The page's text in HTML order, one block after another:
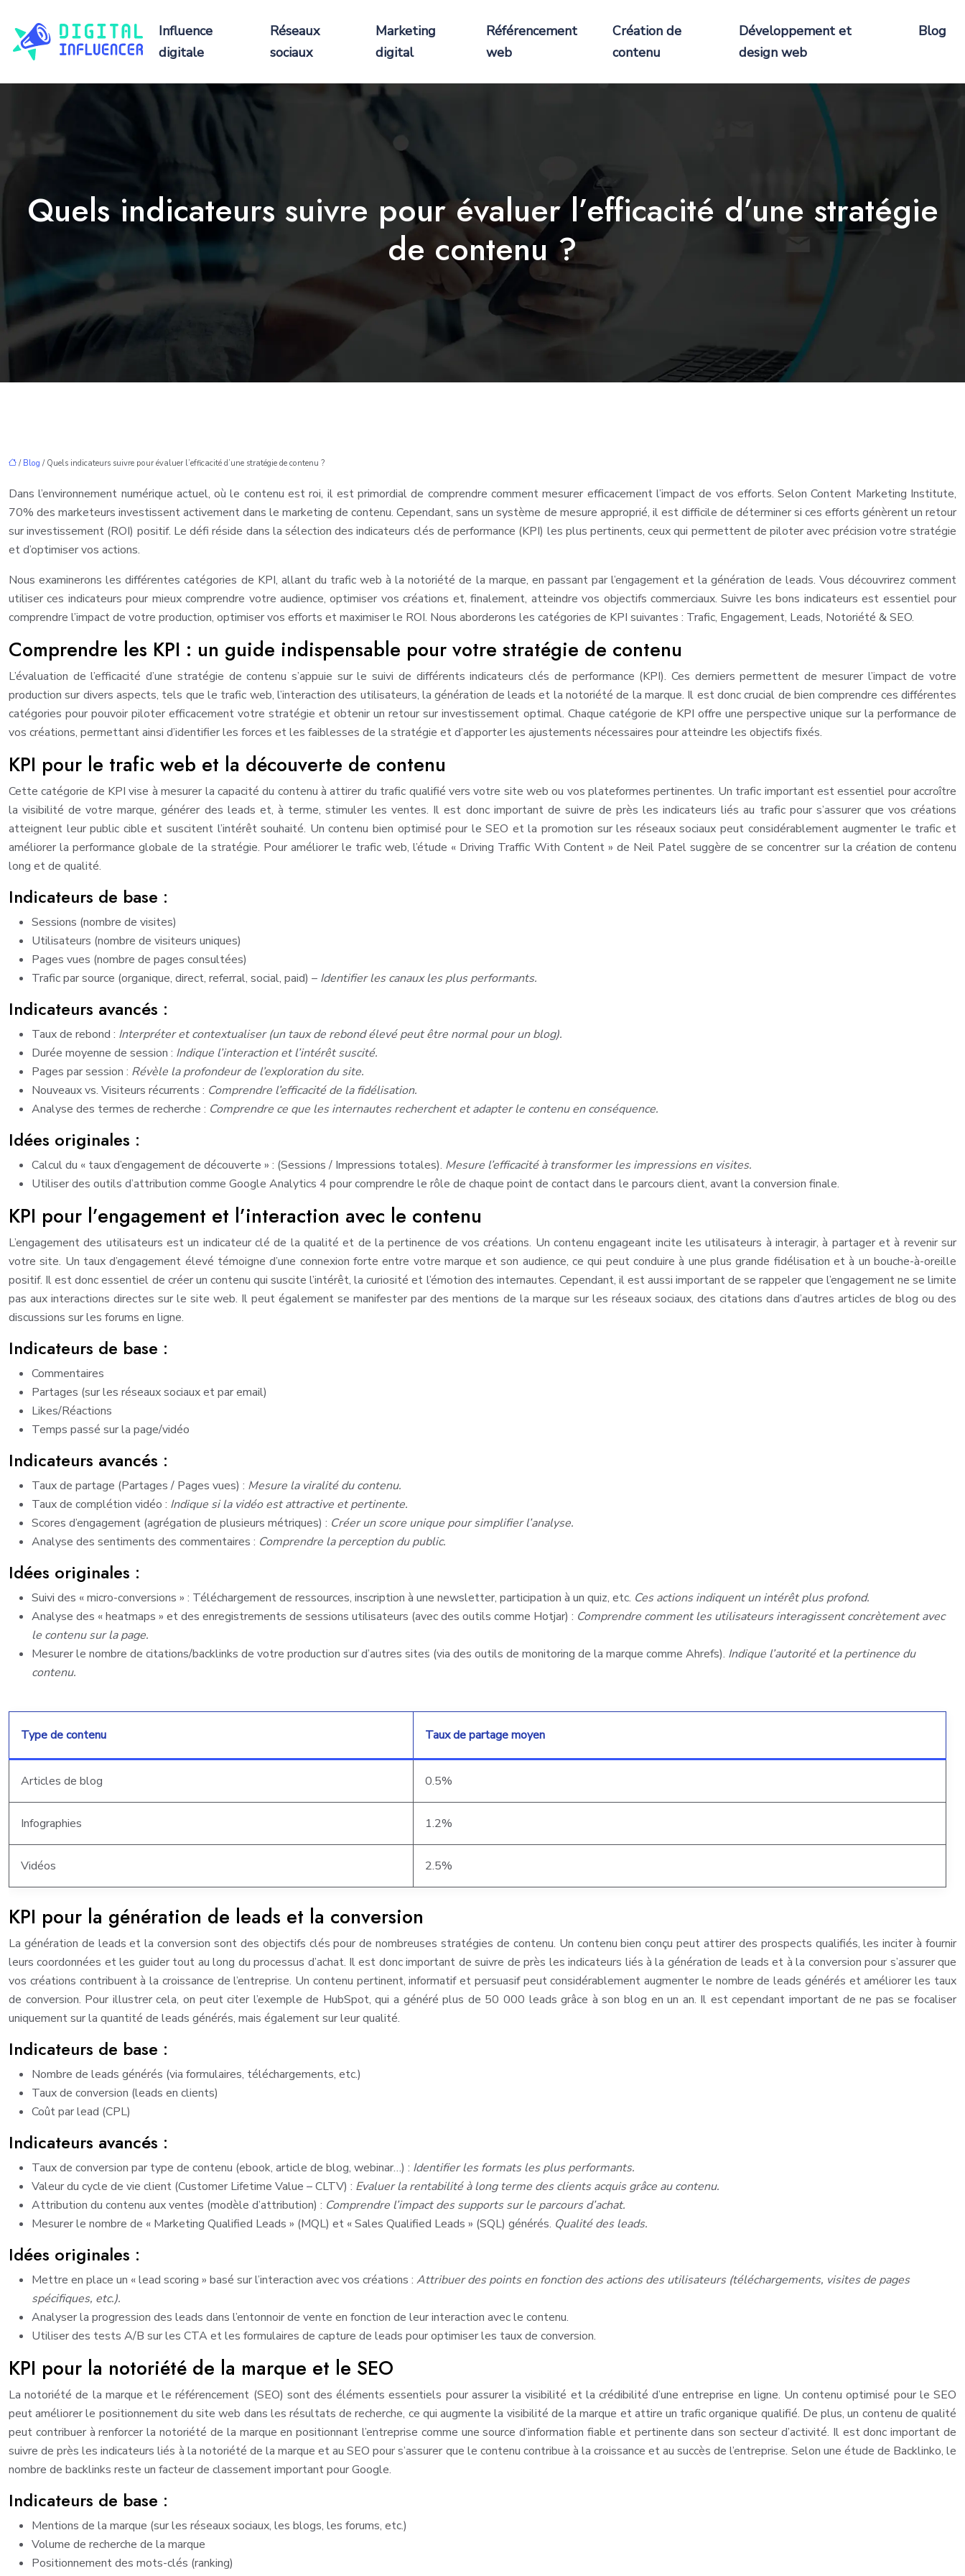
Influence
digitale
Réseaux
sociaux
Marketing
digital
Référencement
web
Création de
contenu
Développement et
design web
Blog
Quels indicateurs suivre pour évaluer l’efficacité d’une stratégie
de contenu ?
/ Blog / Quels indicateurs suivre pour évaluer l’efficacité d’une stratégie de contenu ?
Dans l’environnement numérique actuel, où le contenu est roi, il est primordial de comprendre comment mesurer efficacement l’impact de vos efforts. Selon Content Marketing Institute,
70% des marketeurs investissent activement dans le marketing de contenu. Cependant, sans un système de mesure approprié, il est difficile de déterminer si ces efforts génèrent un retour
sur investissement (ROI) positif. Le défi réside dans la sélection des indicateurs clés de performance (KPI) les plus pertinents, ceux qui permettent de piloter avec précision votre stratégie
et d’optimiser vos actions.
Nous examinerons les différentes catégories de KPI, allant du trafic web à la notoriété de la marque, en passant par l’engagement et la génération de leads. Vous découvrirez comment
utiliser ces indicateurs pour mieux comprendre votre audience, optimiser vos créations et, finalement, atteindre vos objectifs commerciaux. Suivre les bons indicateurs est essentiel pour
comprendre l’impact de votre production, optimiser vos efforts et maximiser le ROI. Nous aborderons les catégories de KPI suivantes : Trafic, Engagement, Leads, Notoriété & SEO.
Comprendre les KPI : un guide indispensable pour votre stratégie de contenu
L’évaluation de l’efficacité d’une stratégie de contenu s’appuie sur le suivi de différents indicateurs clés de performance (KPI). Ces derniers permettent de mesurer l’impact de votre
production sur divers aspects, tels que le trafic web, l’interaction des utilisateurs, la génération de leads et la notoriété de la marque. Il est donc crucial de bien comprendre ces différentes
catégories pour pouvoir piloter efficacement votre stratégie et obtenir un retour sur investissement optimal. Chaque catégorie de KPI offre une perspective unique sur la performance de
vos créations, permettant ainsi d’identifier les forces et les faiblesses de la stratégie et d’apporter les ajustements nécessaires pour atteindre les objectifs fixés.
KPI pour le trafic web et la découverte de contenu
Cette catégorie de KPI vise à mesurer la capacité du contenu à attirer du trafic qualifié vers votre site web ou vos plateformes pertinentes. Un trafic important est essentiel pour accroître
la visibilité de votre marque, générer des leads et, à terme, stimuler les ventes. Il est donc important de suivre de près les indicateurs liés au trafic pour s’assurer que vos créations
atteignent leur public cible et suscitent l’intérêt souhaité. Un contenu bien optimisé pour le SEO et la promotion sur les réseaux sociaux peut considérablement augmenter le trafic et
améliorer la performance globale de la stratégie. Pour améliorer le trafic web, l’étude « Driving Traffic With Content » de Neil Patel suggère de se concentrer sur la création de contenu
long et de qualité.
Indicateurs de base :
Sessions (nombre de visites)
Utilisateurs (nombre de visiteurs uniques)
Pages vues (nombre de pages consultées)
Trafic par source (organique, direct, referral, social, paid) – Identifier les canaux les plus performants.
Indicateurs avancés :
Taux de rebond : Interpréter et contextualiser (un taux de rebond élevé peut être normal pour un blog).
Durée moyenne de session : Indique l’interaction et l’intérêt suscité.
Pages par session : Révèle la profondeur de l’exploration du site.
Nouveaux vs. Visiteurs récurrents : Comprendre l’efficacité de la fidélisation.
Analyse des termes de recherche : Comprendre ce que les internautes recherchent et adapter le contenu en conséquence.
Idées originales :
Calcul du « taux d’engagement de découverte » : (Sessions / Impressions totales). Mesure l’efficacité à transformer les impressions en visites.
Utiliser des outils d’attribution comme Google Analytics 4 pour comprendre le rôle de chaque point de contact dans le parcours client, avant la conversion finale.
KPI pour l’engagement et l’interaction avec le contenu
L’engagement des utilisateurs est un indicateur clé de la qualité et de la pertinence de vos créations. Un contenu engageant incite les utilisateurs à interagir, à partager et à revenir sur
votre site. Un taux d’engagement élevé témoigne d’une connexion forte entre votre marque et son audience, ce qui peut conduire à une plus grande fidélisation et à un bouche-à-oreille
positif. Il est donc essentiel de créer un contenu qui suscite l’intérêt, la curiosité et l’émotion des internautes. Cependant, il est aussi important de se rappeler que l’engagement ne se limite
pas aux interactions directes sur le site web. Il peut également se manifester par des mentions de la marque sur les réseaux sociaux, des citations dans d’autres articles de blog ou des
discussions sur les forums en ligne.
Indicateurs de base :
Commentaires
Partages (sur les réseaux sociaux et par email)
Likes/Réactions
Temps passé sur la page/vidéo
Indicateurs avancés :
Taux de partage (Partages / Pages vues) : Mesure la viralité du contenu.
Taux de complétion vidéo : Indique si la vidéo est attractive et pertinente.
Scores d’engagement (agrégation de plusieurs métriques) : Créer un score unique pour simplifier l’analyse.
Analyse des sentiments des commentaires : Comprendre la perception du public.
Idées originales :
Suivi des « micro-conversions » : Téléchargement de ressources, inscription à une newsletter, participation à un quiz, etc. Ces actions indiquent un intérêt plus profond.
Analyse des « heatmaps » et des enregistrements de sessions utilisateurs (avec des outils comme Hotjar) : Comprendre comment les utilisateurs interagissent concrètement avec
le contenu sur la page.
Mesurer le nombre de citations/backlinks de votre production sur d’autres sites (via des outils de monitoring de la marque comme Ahrefs). Indique l’autorité et la pertinence du
contenu.
Type de contenu Taux de partage moyen
Articles de blog 0.5%
Infographies 1.2%
Vidéos 2.5%
KPI pour la génération de leads et la conversion
La génération de leads et la conversion sont des objectifs clés pour de nombreuses stratégies de contenu. Un contenu bien conçu peut attirer des prospects qualifiés, les inciter à fournir
leurs coordonnées et les guider tout au long du processus d’achat. Il est donc important de suivre de près les indicateurs liés à la génération de leads et à la conversion pour s’assurer que
vos créations contribuent à la croissance de l’entreprise. Un contenu pertinent, informatif et persuasif peut considérablement augmenter le nombre de leads générés et améliorer les taux
de conversion. Pour illustrer cela, on peut citer l’exemple de HubSpot, qui a généré plus de 50 000 leads grâce à son blog en un an. Il est cependant important de ne pas se focaliser
uniquement sur la quantité de leads générés, mais également sur leur qualité.
Indicateurs de base :
Nombre de leads générés (via formulaires, téléchargements, etc.)
Taux de conversion (leads en clients)
Coût par lead (CPL)
Indicateurs avancés :
Taux de conversion par type de contenu (ebook, article de blog, webinar…) : Identifier les formats les plus performants.
Valeur du cycle de vie client (Customer Lifetime Value – CLTV) : Evaluer la rentabilité à long terme des clients acquis grâce au contenu.
Attribution du contenu aux ventes (modèle d’attribution) : Comprendre l’impact des supports sur le parcours d’achat.
Mesurer le nombre de « Marketing Qualified Leads » (MQL) et « Sales Qualified Leads » (SQL) générés. Qualité des leads.
Idées originales :
Mettre en place un « lead scoring » basé sur l’interaction avec vos créations : Attribuer des points en fonction des actions des utilisateurs (téléchargements, visites de pages
spécifiques, etc.).
Analyser la progression des leads dans l’entonnoir de vente en fonction de leur interaction avec le contenu.
Utiliser des tests A/B sur les CTA et les formulaires de capture de leads pour optimiser les taux de conversion.
KPI pour la notoriété de la marque et le SEO
La notoriété de la marque et le référencement (SEO) sont des éléments essentiels pour assurer la visibilité et la crédibilité d’une entreprise en ligne. Un contenu optimisé pour le SEO
peut améliorer le positionnement du site web dans les résultats de recherche, ce qui augmente la visibilité de la marque et attire un trafic organique qualifié. De plus, un contenu de qualité
peut contribuer à renforcer la notoriété de la marque en positionnant l’entreprise comme une source d’information fiable et pertinente dans son secteur d’activité. Il est donc important de
suivre de près les indicateurs liés à la notoriété de la marque et au SEO pour s’assurer que le contenu contribue à la croissance et au succès de l’entreprise. Selon une étude de Backlinko, le
nombre de backlinks reste un facteur de classement important pour Google.
Indicateurs de base :
Mentions de la marque (sur les réseaux sociaux, les blogs, les forums, etc.)
Volume de recherche de la marque
Positionnement des mots-clés (ranking)